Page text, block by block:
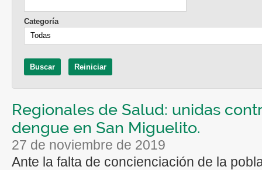
Categoría
Regionales de Salud: unidas
dengue en San Miguelito.
27 de noviembre de 2019
Ante la falta de concienciación de la